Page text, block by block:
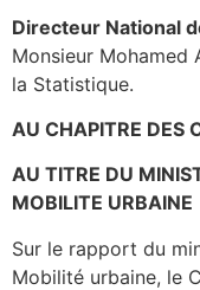
Directeur National
Monsieur Mohamed
la Statistique.
AU CHAPITRE DES
AU TITRE DU
MOBILITE URBAINE
Sur le rapport du
Mobilité urbaine, le